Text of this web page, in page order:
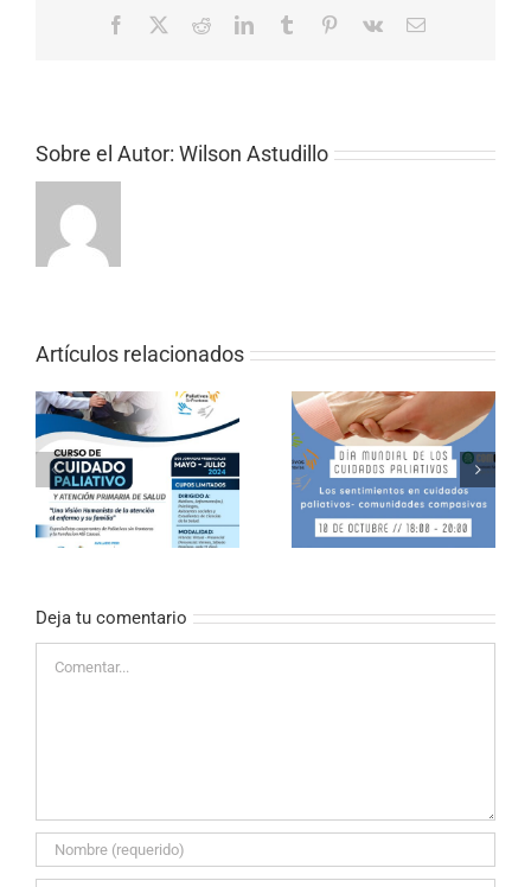
Facebook RedditLinkedInTumblr Pinterest
Vk
Correo
Sobre el Autor: Wilson Astudillo
Artículos relacionados
Los sentimientos en
cuidados paliativos
CURSO ONLINE DE
PALIATIVOS SIN
FRONTERAS «EL
VALOR DE LOS
CUIDADOS EN
PALIATIVOS»
Deja tu comentario